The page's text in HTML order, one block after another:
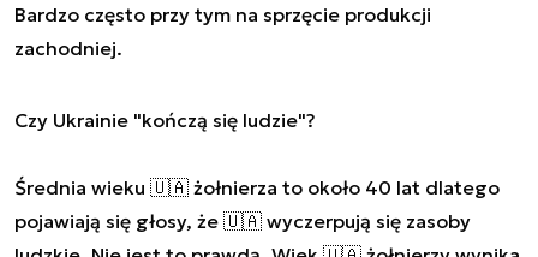
Bardzo często przy tym na sprzęcie produkcji
zachodniej.
Czy Ukrainie "kończą się ludzie"?
Średnia wieku 🇺🇦 żołnierza to około 40 lat dlatego
pojawiają się głosy, że 🇺🇦 wyczerpują się zasoby